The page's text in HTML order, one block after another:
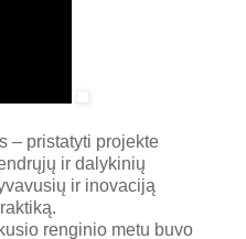
– pristatyti projekte
ir dalykinių
ir inovaciją
renginio metu buvo